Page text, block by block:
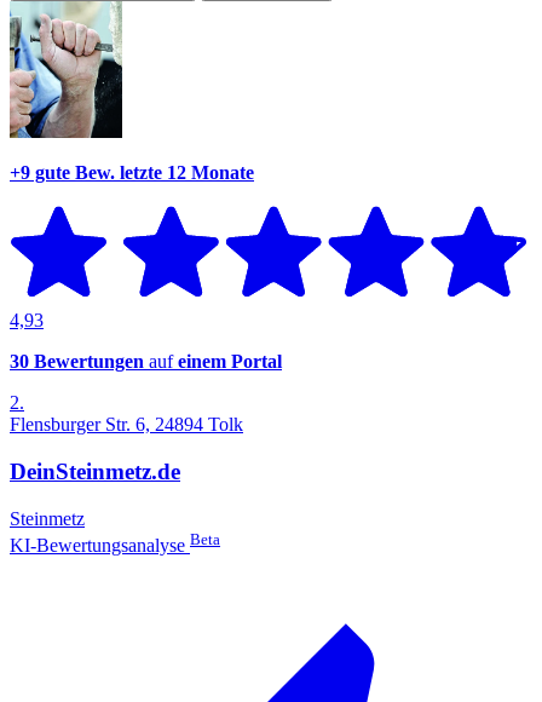
+9 gute Bew. letzte 12 Monate
4,93
30 Bewertungen aufeinem Portal
2.
Flensburger Str. 6, 24894 Tolk
DeinSteinmetz.de
Steinmetz
KI-Bewertungsanalyse Beta